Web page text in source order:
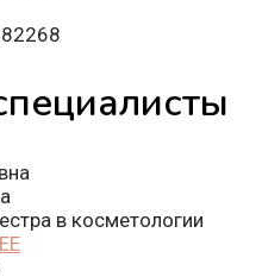
в косметологии